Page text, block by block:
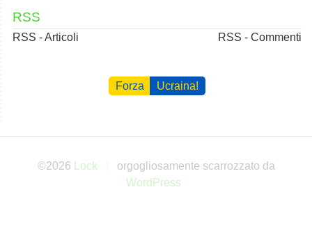
RSS
RSS - Articoli RSS - Commenti
Forza Ucraina!
©2026 Lock
orgogliosamente scarrozzato da
WordPress